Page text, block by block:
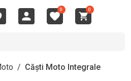
0 0
/ Căști Moto Integrale